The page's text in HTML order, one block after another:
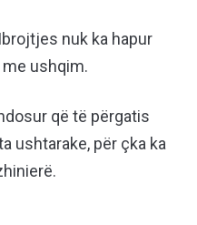
nuk ka hapur
ushqim.
që të përgatis
ushtarake, për çka ka